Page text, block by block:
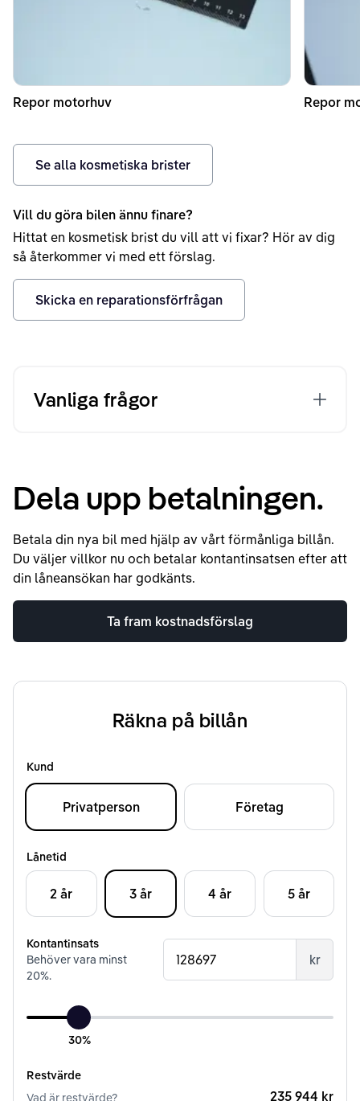
Repor motorhuv Repor
Se alla kosmetiska brister
Vill du göra bilen ännu finare?
Hittat en kosmetisk brist du vill att vi fixar? Hör av dig
så återkommer vi med ett förslag.
Skicka en reparationsförfrågan
Vanliga frågor
Dela upp betalningen.
Betala din nya bil med hjälp av vårt förmånliga billån.
Du väljer villkor nu och betalar kontantinsatsen efter att
din låneansökan har godkänts.
Ta fram kostnadsförslag
Räkna på billån
Kund
Privatperson Företag
Lånetid
2 år 3 år 4 år 5 år
Kontantinsats
Behöver vara minst
20%.
kr
30%
Restvärde
Vad är restvärde?
235 944 kr